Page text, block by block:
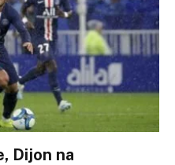
Dijon na